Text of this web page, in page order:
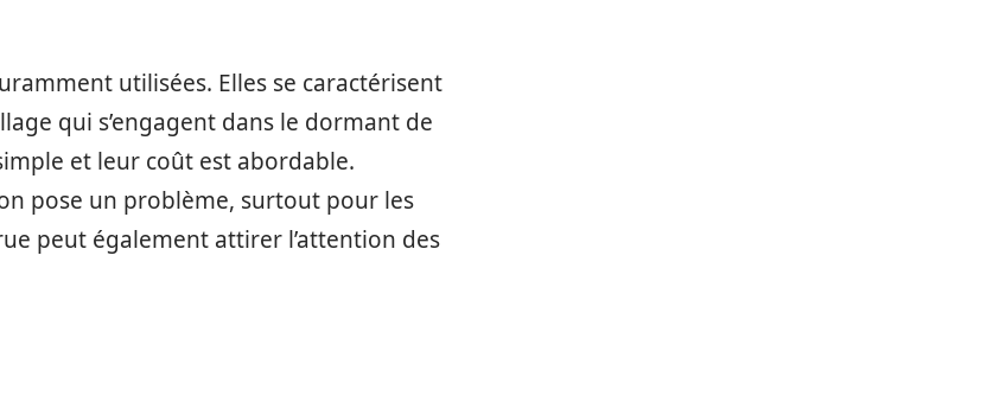
utilisées. Elles se caractérisent
qui s’engagent dans le dormant de
et leur coût est abordable.
pose un problème, surtout pour les
peut également attirer l’attention des